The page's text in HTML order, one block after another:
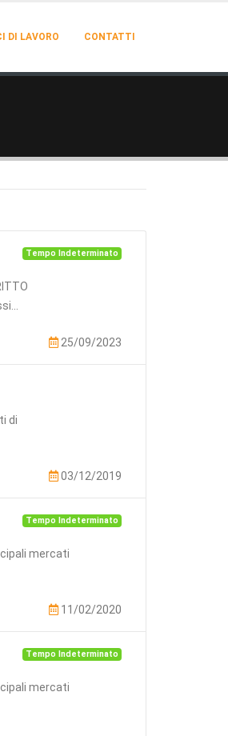
DI LAVORO CONTATTI
Tempo Indeterminato
25/09/2023
di
03/12/2019
Tempo Indeterminato
mercati
11/02/2020
Tempo Indeterminato
mercati